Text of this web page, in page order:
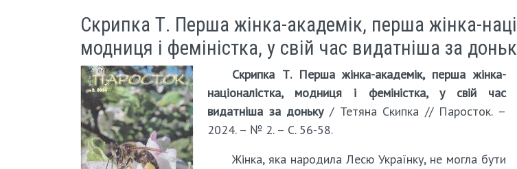
Скрипка Т. Перша жінка-академік, перша жінка-
модниця і феміністка, у свій час видатніша за
Скрипка Т. Перша жінка-академік, перша жінка-
націоналістка, модниця і феміністка, у свій час
видатніша за доньку/ Тетяна Скипка // Паросток. –
2024. – № 2. – С. 56-58.
Жінка, яка народила Лесю Українку, не могла бути